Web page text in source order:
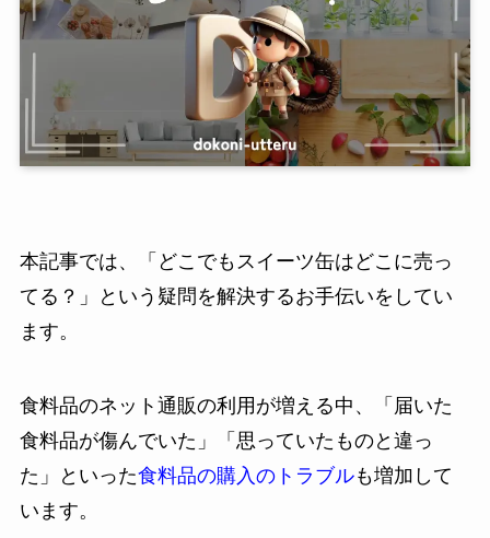
本記事では、「どこでもスイーツ缶はどこに売っ
てる？」という疑問を解決するお手伝いをしてい
ます。
食料品のネット通販の利用が増える中、「届いた
食料品が傷んでいた」「思っていたものと違っ
た」といった食料品の購入のトラブルも増加して
います。